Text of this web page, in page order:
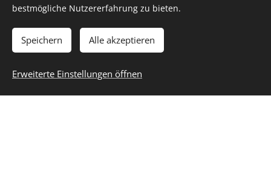
überzeugt."(Lara)
Paketpreis geschnürt - gerne konfigurieren wir es gemäß
deines Wunsches auch anders - einfach bei uns melden:
bestmögliche Nutzererfahrung zu bieten.
Speichern Alle akzeptieren
Erweiterte Einstellungen öffnen